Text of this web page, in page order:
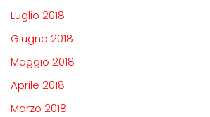
Luglio 2018
Giugno 2018
Maggio 2018
Aprile 2018
Marzo 2018